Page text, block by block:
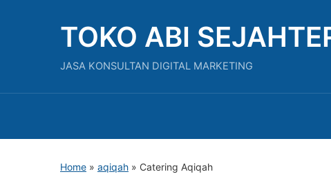
TOKO ABI
JASA KONSULTAN DIGITAL MARKETING
Home » aqiqah » Catering Aqiqah